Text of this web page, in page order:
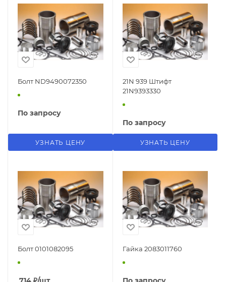
Болт ND9490072350
По запросу
УЗНАТЬ ЦЕНУ
21N 939 Штифт
21N9393330
По запросу
УЗНАТЬ ЦЕНУ
Болт 0101082095 Гайка 2083011760